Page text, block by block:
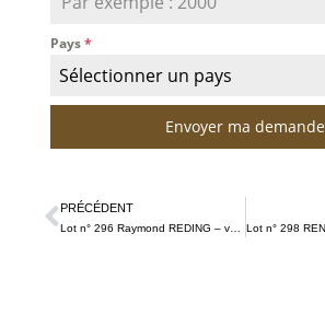
Pays*
Sélectionner un pays
Envoyer ma demande
PRÉCÉDENT
Lot n° 296 Raymond REDING – vendu 312 € TTC